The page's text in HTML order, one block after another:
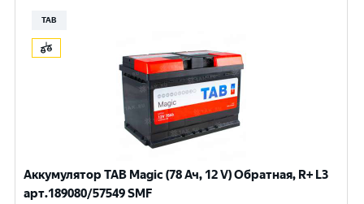
TAB
Аккумулятор TAB Magic (78 Ач, 12 V) Обратная, R+ L3
арт.189080/57549 SMF